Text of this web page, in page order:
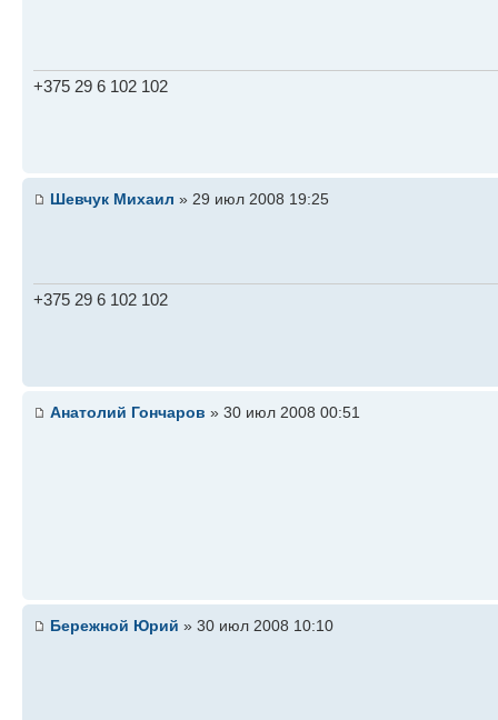
+375 29 6 102 102
Шевчук Михаил » 29 июл 2008 19:25
+375 29 6 102 102
Анатолий Гончаров » 30 июл 2008 00:51
Бережной Юрий » 30 июл 2008 10:10